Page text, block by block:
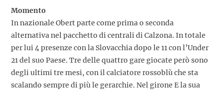
Momento
In nazionale Obert parte come prima o seconda
alternativa nel pacchetto di centrali di Calzona. In totale
per lui 4 presenze con la Slovacchia dopo le 11 con l’Under
21 del suo Paese. Tre delle quattro gare giocate però sono
degli ultimi tre mesi, con il calciatore rossoblù che sta
scalando sempre di più le gerarchie. Nel girone E la sua